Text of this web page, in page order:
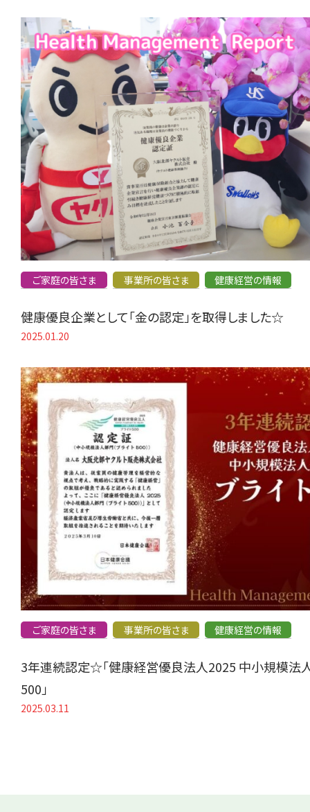
ご家庭の皆さま 事業所の皆さま 健康経営の情報
健康優良企業として「金の認定」を取得しました☆
2025.01.20
ご家庭の皆さま 事業所の皆さま 健康経営の情報
3年連続認定☆「健康経営優良法人2025 中小規模法
500」
2025.03.11